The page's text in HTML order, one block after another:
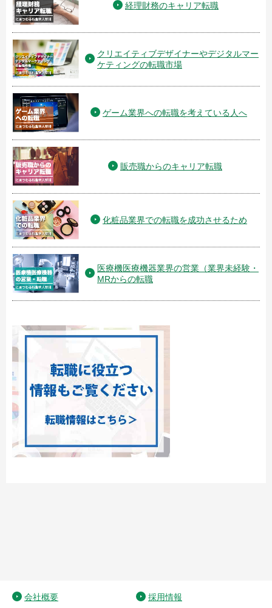
経理財務のキャリア転職
クリエイティブデザイナーやデジタルマー
ケティングの転職市場
ゲーム業界への転職を考えている人へ
販売職からのキャリア転職
化粧品業界での転職を成功させるため
医療機医療機器業界の営業（業界未経験・
MRからの転職
会社概要 採用情報